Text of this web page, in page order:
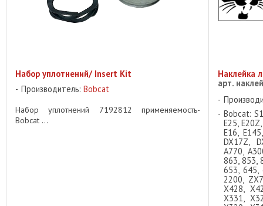
Набор уплотнений/ Insert Kit
Производитель: Bobcat
Набор уплотнений 7192812 применяемость-
Bobcat ...
Наклейка
арт.
Bobcat:
E25,
E16,
DX17Z,
A770,
863, 853,
653, 645,
2200,
X428,
X331,